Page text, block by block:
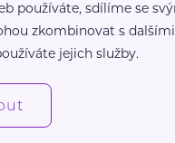
používáte, sdílíme se
zkombinovat s
jejich služby.